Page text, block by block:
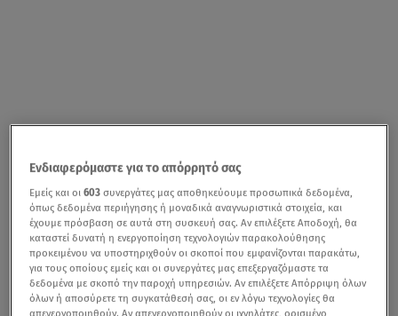
Ενδιαφερόμαστε για το απόρρητό σας
Εμείς και οι603 συνεργάτες μας αποθηκεύουμε προσωπικά δεδομένα,
όπως δεδομένα περιήγησης ή μοναδικά αναγνωριστικά στοιχεία, και
έχουμε πρόσβαση σε αυτά στη συσκευή σας. Αν επιλέξετε Αποδοχή, θα
καταστεί δυνατή η ενεργοποίηση τεχνολογιών παρακολούθησης
προκειμένου να υποστηριχθούν οι σκοποί που εμφανίζονται παρακάτω,
για τους οποίους εμείς και οι συνεργάτες μας επεξεργαζόμαστε τα
δεδομένα με σκοπό την παροχή υπηρεσιών. Αν επιλέξετε Απόρριψη όλων
όλων ή αποσύρετε τη συγκατάθεσή σας, οι εν λόγω τεχνολογίες θα
απενεργοποιηθούν. Αν απενεργοποιηθούν οι ιχνηλάτες, ορισμένο